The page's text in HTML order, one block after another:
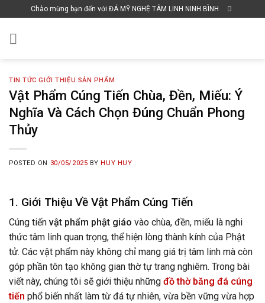
to
content
Chào mừng bạn đến với ĐÁ MỸ NGHỆ TÂM LINH NINH BÌNH
TIN TỨC GIỚI THIỆU SẢN PHẨM
Vật Phẩm Cúng Tiến Chùa, Đền, Miếu: Ý
Nghĩa Và Cách Chọn Đúng Chuẩn Phong
Thủy
POSTED ON 30/05/2025 BYHUY HUY
1. Giới Thiệu Về Vật Phẩm Cúng Tiến
Cúng tiến vật phẩm phật giáo vào chùa, đền, miếu là nghi
thức tâm linh quan trọng, thể hiện lòng thành kính của Phật
tử. Các vật phẩm này không chỉ mang giá trị tâm linh mà còn
góp phần tôn tạo không gian thờ tự trang nghiêm. Trong bài
viết này, chúng tôi sẽ giới thiệu những đồ thờ băng đá cúng
tiến phổ biến nhất làm từ đá tự nhiên, vừa bền vững vừa hợp